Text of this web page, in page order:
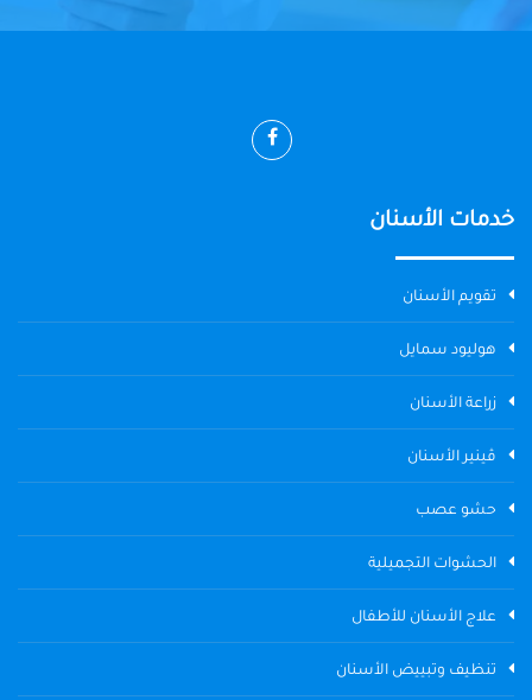
خدمات الأسنان
تقويم الأسنان
هوليود سمايل
زراعة الأسنان
ڤينير الأسنان
حشو عصب
الحشوات التجميلية
علاج الأسنان للأطفال
تنظيف وتبييض الأسنان